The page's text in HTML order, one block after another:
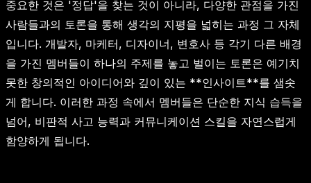
중요한 것은 '정답'을 찾는 것이 아니라, 다양한 관점을 가진
사람들과의 토론을 통해 생각의 지평을 넓히는 과정 그 자체
입니다. 개발자, 마케터, 디자이너, 변호사 등 각기 다른 배경
을 가진 멤버들이 하나의 주제를 놓고 벌이는 토론은 예기치
못한 창의적인 아이디어와 깊이 있는 **인사이트**를 샘솟
게 합니다. 이러한 과정 속에서 멤버들은 단순한 지식 습득을
넘어, 비판적 사고 능력과 커뮤니케이션 스킬을 자연스럽게
함양하게 됩니다.